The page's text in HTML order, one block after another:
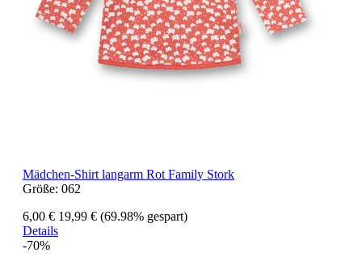
Mädchen-Shirt langarm Rot Family Stork
Größe: 062
6,00 € 19,99 € (69.98% gespart)
Details
-70%